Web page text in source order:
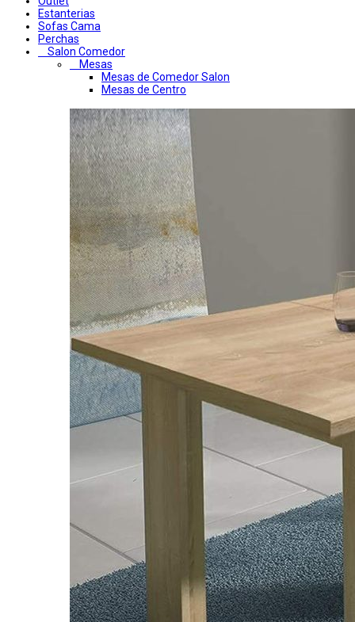
Estanterias
Sofas Cama
Perchas
Salon Comedor
Mesas
Mesas de Comedor Salon
Mesas de Centro